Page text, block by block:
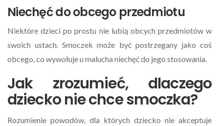
Niechęć do obcego przedmiotu
Niektóre dzieci po prostu nie lubią obcych przedmiotów w
swoich ustach. Smoczek może być postrzegany jako coś
obcego, co wywołuje u malucha niechęć do jego stosowania.
Jak zrozumieć, dlaczego
dziecko nie chce smoczka?
Rozumienie powodów, dla których dziecko nie akceptuje